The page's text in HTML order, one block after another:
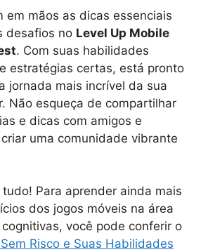
em mãos as dicas essenciais
desafios no Level Up Mobile
. Com suas habilidades
estratégias certas, está pronto
jornada mais incrível da sua
Não esqueça de compartilhar
e dicas com amigos e
uma comunidade vibrante
Para aprender ainda mais
dos jogos móveis na área
você pode conferir o
Risco e Suas Habilidades